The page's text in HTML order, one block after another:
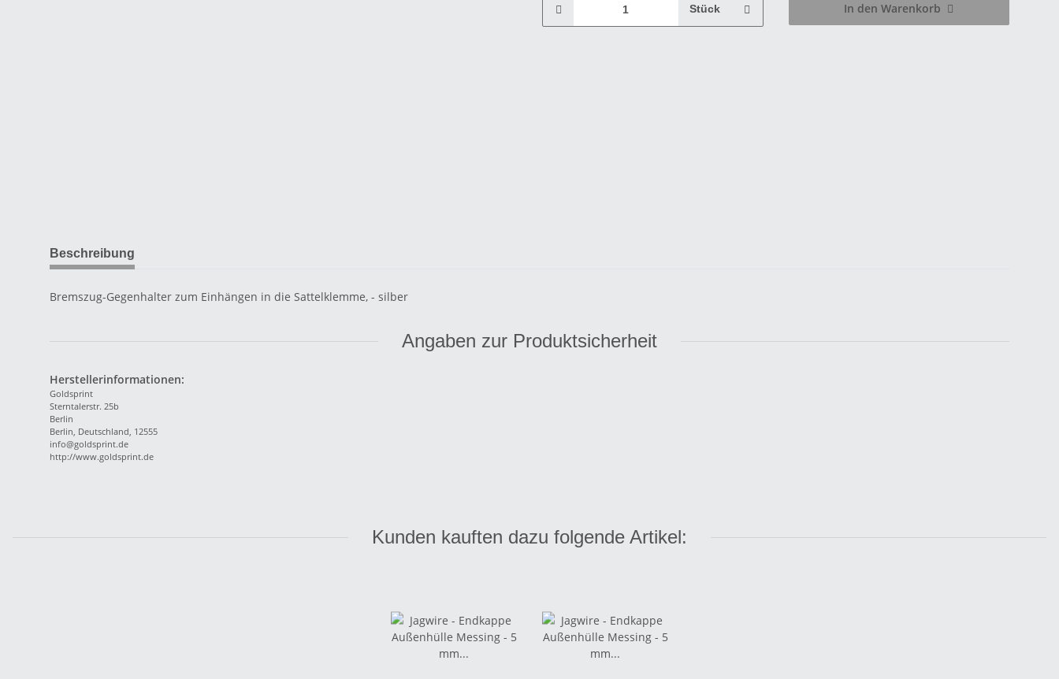
Stück In den Warenkorb
Beschreibung
Bremszug-Gegenhalter zum Einhängen in die Sattelklemme, - silber
Angaben zur Produktsicherheit
Herstellerinformationen:
Goldsprint
Sterntalerstr. 25b
Berlin
Berlin, Deutschland, 12555
info@goldsprint.de
http://www.goldsprint.de
Kunden kauften dazu folgende Artikel: